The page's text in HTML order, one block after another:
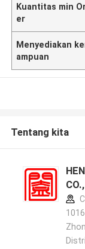
Kuantitas min
er
Menyediakan
ampuan
Tentang kita